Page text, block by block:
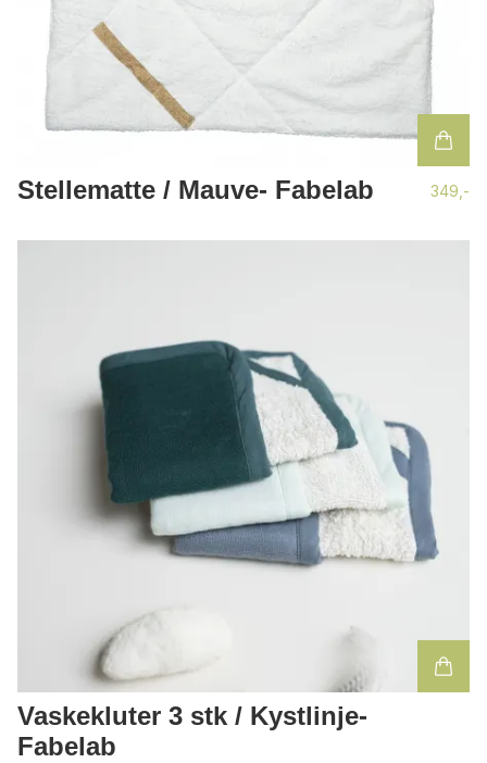
Stellematte / Mauve- Fabelab 349,-
Vaskekluter 3 stk / Kystlinje-
Fabelab